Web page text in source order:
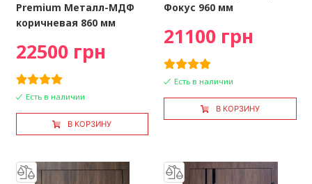
Premium Металл-МДФ
коричневая 860 мм
22500 грн
Есть в наличии
В КОРЗИНУ
Фокус 960 мм
21100 грн
Есть в наличии
В КОРЗИНУ